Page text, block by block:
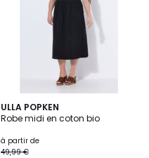
ULLA POPKEN
Robe midi en coton bio
à partir de
49,99 €
2
Couleurs